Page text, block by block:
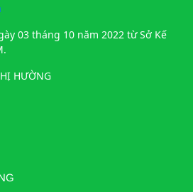
03 tháng 10 năm 2022 từ Sở Kế
HƯỜNG